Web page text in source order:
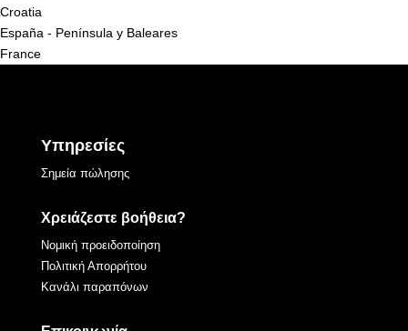
Croatia
España - Península y Baleares
France
Υπηρεσίες
Σημεία πώλησης
Χρειάζεστε βοήθεια?
Νομική προειδοποίηση
Πολιτική Απορρήτου
Κανάλι παραπόνων